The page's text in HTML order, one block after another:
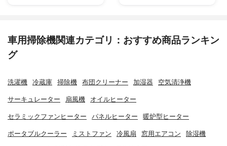
車用掃除機関連カテゴリ：おすすめ商品ランキン
グ
洗濯機 冷蔵庫 掃除機 布団クリーナー 加湿器 空気清浄機
サーキュレーター 扇風機 オイルヒーター
セラミックファンヒーター パネルヒーター 暖炉型ヒーター
ポータブルクーラー ミストファン 冷風扇 窓用エアコン 除湿機